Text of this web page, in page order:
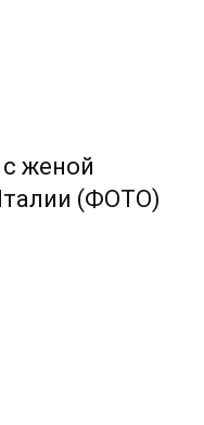
женой
(ФОТО)